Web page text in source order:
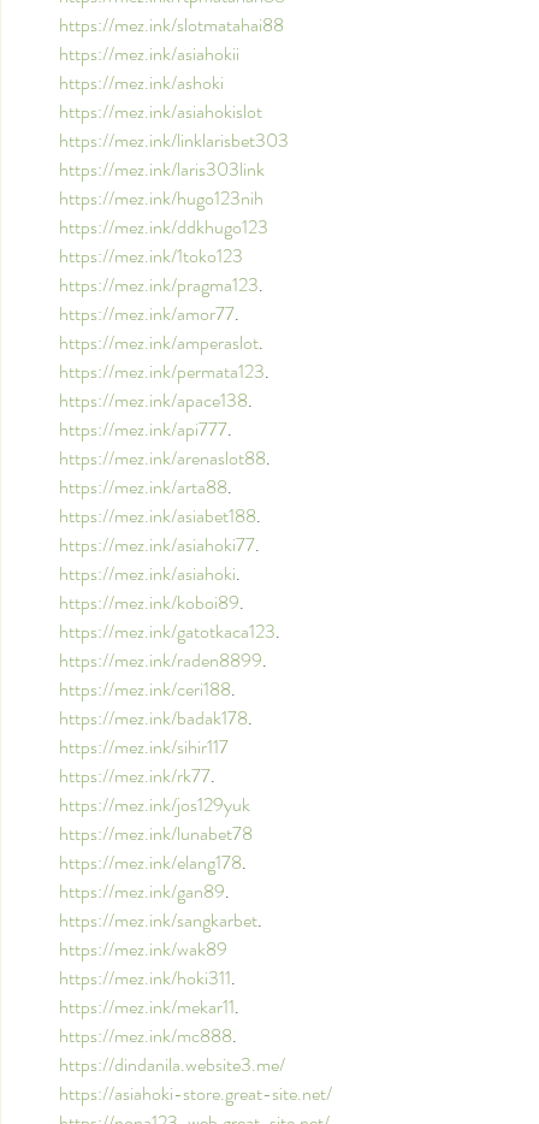
https://mez.ink/slotmatahai88
https://mez.ink/asiahokii
https://mez.ink/ashoki
https://mez.ink/asiahokislot
https://mez.ink/linklarisbet303
https://mez.ink/laris303link
https://mez.ink/hugo123nih
https://mez.ink/ddkhugo123
https://mez.ink/1toko123
https://mez.ink/pragma123.
https://mez.ink/amor77.
https://mez.ink/amperaslot.
https://mez.ink/permata123.
https://mez.ink/apace138.
https://mez.ink/api777.
https://mez.ink/arenaslot88.
https://mez.ink/arta88.
https://mez.ink/asiabet188.
https://mez.ink/asiahoki77.
https://mez.ink/asiahoki.
https://mez.ink/koboi89.
https://mez.ink/gatotkaca123.
https://mez.ink/raden8899.
https://mez.ink/ceri188.
https://mez.ink/badak178.
https://mez.ink/sihir117
https://mez.ink/rk77.
https://mez.ink/jos129yuk
https://mez.ink/lunabet78
https://mez.ink/elang178.
https://mez.ink/gan89.
https://mez.ink/sangkarbet.
https://mez.ink/wak89
https://mez.ink/hoki311.
https://mez.ink/mekar11.
https://mez.ink/mc888.
https://dindanila.website3.me/
https://asiahoki-store.great-site.net/